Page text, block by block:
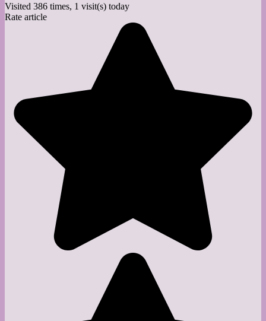
Visited 386 times, 1 visit(s) today
Rate article